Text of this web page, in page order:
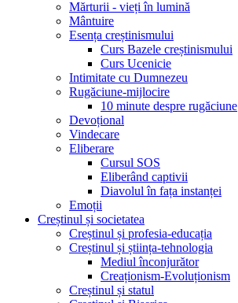
Mărturii - vieți în lumină
Mântuire
Esența creștinismului
Curs Bazele creștinismului
Curs Ucenicie
Intimitate cu Dumnezeu
Rugăciune-mijlocire
10 minute despre rugăciune
Devoțional
Vindecare
Eliberare
Cursul SOS
Eliberând captivii
Diavolul în fața instanței
Emoții
Creștinul și societatea
Creștinul și profesia-educația
Creștinul și știința-tehnologia
Mediul înconjurător
Creaționism-Evoluționism
Creștinul și statul